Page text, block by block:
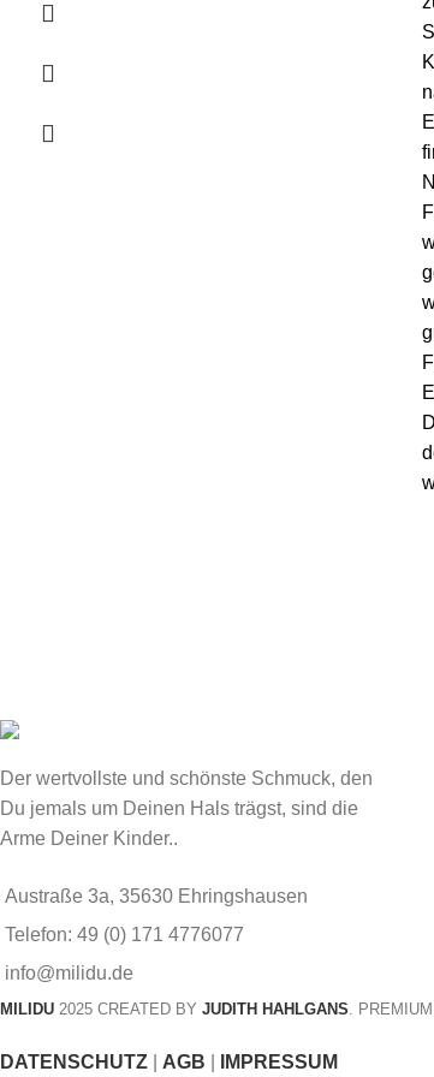
Der wertvollste und schönste Schmuck, den
Du jemals um Deinen Hals trägst, sind die
Arme Deiner Kinder..
Austraße 3a, 35630 Ehringshausen
Telefon: 49 (0) 171 4776077
info@milidu.de
MILIDU 2025 CREATED BY JUDITH HAHLGANS.
DATENSCHUTZ AGB IMPRESSUM